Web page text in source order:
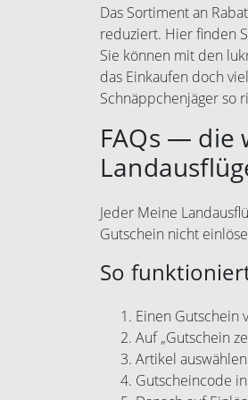
Das Sortiment an
reduziert. Hier finden
Sie können mit den
das Einkaufen doch
Schnäppchenjäger so
FAQs — die
Jeder Meine
Gutschein nicht
So
Einen Gutschein
Auf „Gutschein
Artikel
Gutscheincode